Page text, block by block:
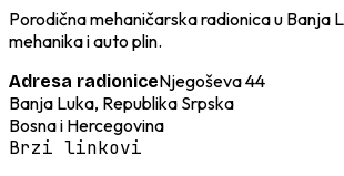
Porodična mehaničarska radionica u Banja
mehanika i auto plin.
Adresa radioniceNjegoševa 44
Banja Luka, Republika Srpska
Bosna i Hercegovina
Brzi linkovi